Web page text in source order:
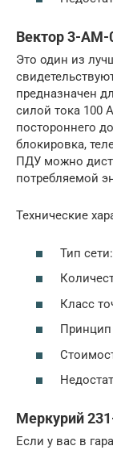
Вектор 3-АМ-
Это один из
предназначен
силой тока 100
постороннего
блокировка,
ПДУ можно
потребляемой
Технические
Тип
Класс
Меркурий
Если у вас в